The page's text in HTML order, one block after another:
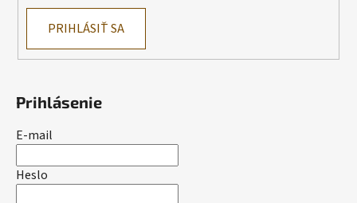
PRIHLÁSIŤ SA
Prihlásenie
E-mail
Heslo